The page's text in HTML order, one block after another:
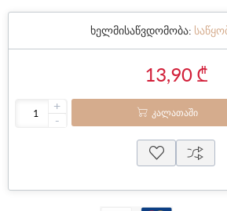
ხელმისაწვდომობა:
13,90 ₾
+
-
ᲙᲐᲚᲐᲗᲐᲨᲘ